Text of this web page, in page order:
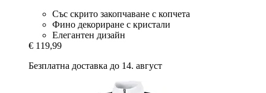
Със скрито закопчаване с копчета
Фино декориране с кристали
Елегантен дизайн
€ 119,99
Безплатна доставка до 14. август